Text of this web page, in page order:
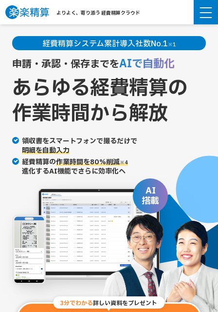
よりよく、寄り添う 経費精算クラウド
経費精算システム累計導入社数No.1※1
申請・承認・保存までをAIで自動化
あらゆる経費精算の
作業時間から解放
領収書をスマートフォンで撮るだけで
明細を自動入力
経費精算の作業時間を80％削減※4
進化するAI機能でさらに効率化へ
AI
搭載
3分でわかる詳しい資料をプレゼント